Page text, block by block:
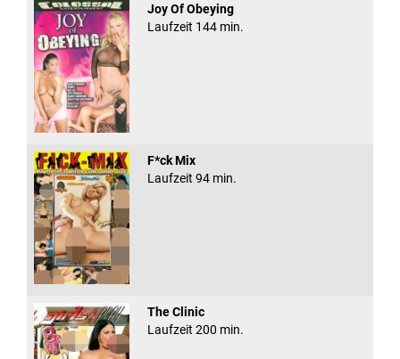
Joy Of Obeying
Laufzeit 144 min.
F*ck Mix
Laufzeit 94 min.
The Clinic
Laufzeit 200 min.